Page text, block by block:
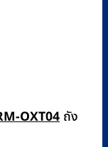
OXT04 ถัง